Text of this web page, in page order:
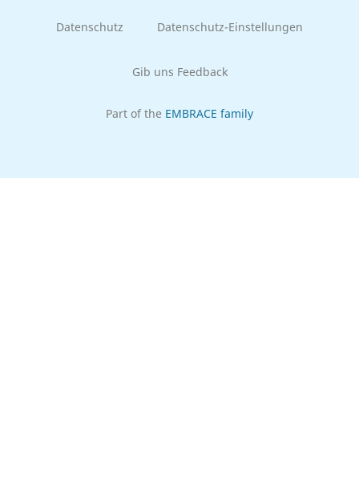
Datenschutz Datenschutz-Einstellungen
Gib uns Feedback
Part of the EMBRACE family